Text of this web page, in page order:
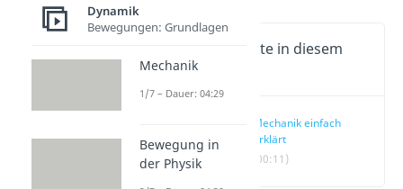
Wichtige Inhalte in diesem
Video
Mechanik einfach
erklärt
(00:11)
Dynamik
Bewegungen: Grundlagen
Mechanik
1/7 – Dauer: 04:29
Bewegung in
der Physik